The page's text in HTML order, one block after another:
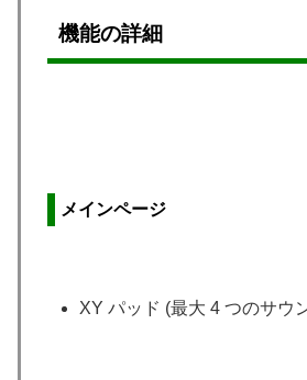
機能の詳細
メインページ
XY パッド (最大 4 つのサウ